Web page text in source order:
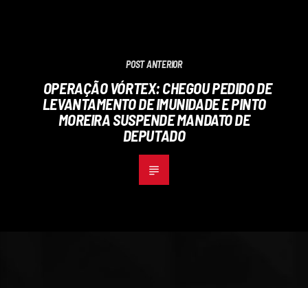
POST ANTERIOR
OPERAÇÃO VÓRTEX: CHEGOU PEDIDO DE
LEVANTAMENTO DE IMUNIDADE E PINTO
MOREIRA SUSPENDE MANDATO DE
DEPUTADO